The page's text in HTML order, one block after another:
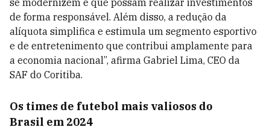
se modernizem e que possam realizar investimentos
de forma responsável. Além disso, a redução da
alíquota simplifica e estimula um segmento esportivo
e de entretenimento que contribui amplamente para
a economia nacional”, afirma Gabriel Lima, CEO da
SAF do Coritiba.
Os times de futebol mais valiosos do
Brasil em 2024